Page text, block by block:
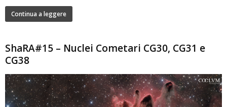
Continua a leggere
ShaRA#15 – Nuclei Cometari CG30, CG31 e
CG38